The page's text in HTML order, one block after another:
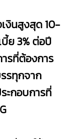
งินสูงสุด 10-
บี้ย 3% ต่อปี
รที่ต้องการ
รทุกจาก
ะกอบการที่